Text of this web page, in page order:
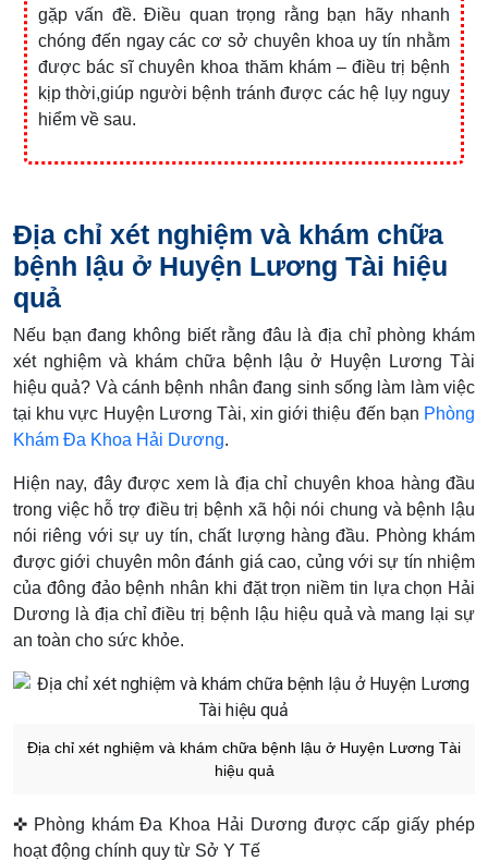
gặp vấn đề. Điều quan trọng rằng bạn hãy nhanh
chóng đến ngay các cơ sở chuyên khoa uy tín nhằm
được bác sĩ chuyên khoa thăm khám – điều trị bệnh
kịp thời,giúp người bệnh tránh được các hệ lụy nguy
hiểm về sau.
Địa chỉ xét nghiệm và khám chữa
bệnh lậu ở Huyện Lương Tài hiệu
quả
Nếu bạn đang không biết rằng đâu là địa chỉ phòng khám
xét nghiệm và khám chữa bệnh lậu ở Huyện Lương Tài
hiệu quả? Và cánh bệnh nhân đang sinh sống làm làm việc
tại khu vực Huyện Lương Tài, xin giới thiệu đến bạn Phòng
Khám Đa Khoa Hải Dương.
Hiện nay, đây được xem là địa chỉ chuyên khoa hàng đầu
trong việc hỗ trợ điều trị bệnh xã hội nói chung và bệnh lậu
nói riêng với sự uy tín, chất lượng hàng đầu. Phòng khám
được giới chuyên môn đánh giá cao, củng với sự tín nhiệm
của đông đảo bệnh nhân khi đặt trọn niềm tin lựa chọn Hải
Dương là địa chỉ điều trị bệnh lậu hiệu quả và mang lại sự
an toàn cho sức khỏe.
Địa chỉ xét nghiệm và khám chữa bệnh lậu ở Huyện Lương Tài
hiệu quả
✜ Phòng khám Đa Khoa Hải Dương được cấp giấy phép
hoạt động chính quy từ Sở Y Tế